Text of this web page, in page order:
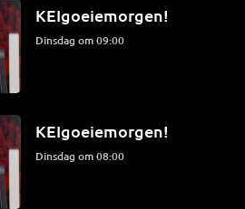
KEIgoeiemorgen!
dinsdag om 09:00
KEIgoeiemorgen!
dinsdag om 08:00